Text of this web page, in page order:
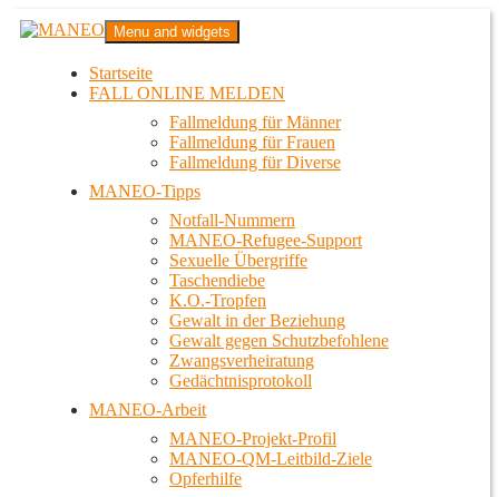
Zum
InhaltMANEO
Das schwule Anti-Gewalt-Projekt in Berlin
Menu and widgets
Startseite
FALL ONLINE MELDEN
Fallmeldung für Männer
Fallmeldung für Frauen
Fallmeldung für Diverse
MANEO-Tipps
Notfall-Nummern
MANEO-Refugee-Support
Sexuelle Übergriffe
Taschendiebe
K.O.-Tropfen
Gewalt in der Beziehung
Gewalt gegen Schutzbefohlene
Zwangsverheiratung
Gedächtnisprotokoll
MANEO-Arbeit
MANEO-Projekt-Profil
MANEO-QM-Leitbild-Ziele
Opferhilfe